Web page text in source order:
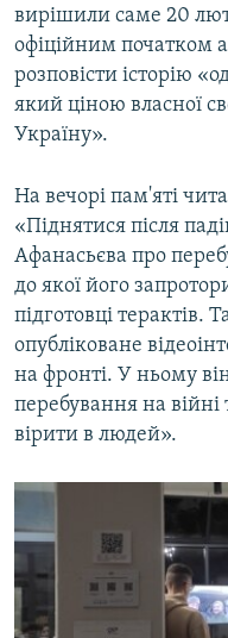
вирішили саме 20
офіційним початком
розповісти історію
який ціною власної
Україну».
На вечорі пам'яті
«Піднятися після
Афанасьєва про
до якої його
підготовці терактів.
опубліковане
на фронті. У ньому
перебування на війні
вірити в людей».